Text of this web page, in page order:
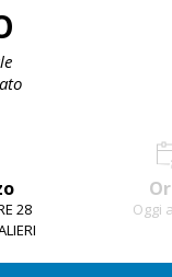
28
Oggi